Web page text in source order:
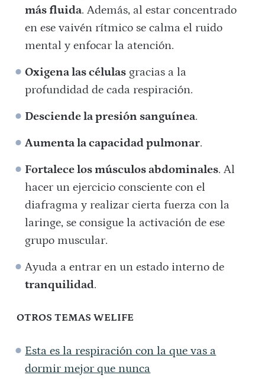
más fluida. Además, al estar concentrado
en ese vaivén rítmico se calma el ruido
mental y enfocar la atención.
Oxigena las células gracias a la
profundidad de cada respiración.
Desciende la presión sanguínea.
Aumenta la capacidad pulmonar.
Fortalece los músculos abdominales. Al
hacer un ejercicio consciente con el
diafragma y realizar cierta fuerza con la
laringe, se consigue la activación de ese
grupo muscular.
Ayuda a entrar en un estado interno de
tranquilidad.
OTROS TEMAS WELIFE
Esta es la respiración con la que vas a
dormir mejor que nunca